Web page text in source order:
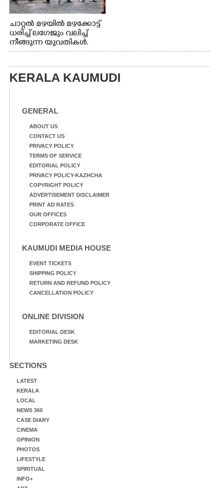
ചാറ്റൽ മഴയിൽ മഴക്കോട്ട്
ധരിച്ച് ലഗേജും വലിച്ച്
നീങ്ങുന്ന യുവതികൾ.
എറണാകുളം മേനകയിൽ
KERALA KAUMUDI
GENERAL
ABOUT US
CONTACT US
PRIVACY POLICY
TERMS OF SERVICE
EDITORIAL POLICY
PRIVACY POLICY-KAZHCHA
COPYRIGHT POLICY
ADVERTISEMENT DISCLAIMER
PRINT AD RATES
OUR OFFICES
CORPORATE OFFICE
KAUMUDI MEDIA HOUSE
EVENT TICKETS
SHIPPING POLICY
RETURN AND REFUND POLICY
CANCELLATION POLICY
ONLINE DIVISION
EDITORIAL DESK
MARKETING DESK
SECTIONS
LATEST
KERALA
LOCAL
NEWS 360
CASE DIARY
CINEMA
OPINION
PHOTOS
LIFESTYLE
SPIRITUAL
INFO+